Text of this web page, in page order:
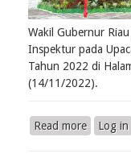
2022
UPT
Bapelkes
Prov
Selasa
Wakil Gubernur
Inspektur pada
Tahun 2022 di
(14/11/2022).
Read moreabout
Log in